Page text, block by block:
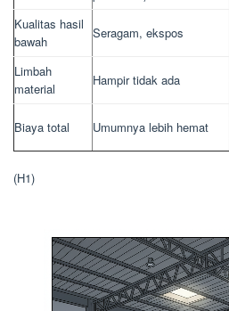
Kualitas hasil
bawah
Seragam, ekspos
Limbah
material
Hampir tidak ada
Biaya total Umumnya lebih hemat
(H1)